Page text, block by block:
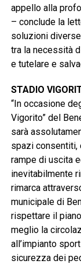
appello alla
– conclude la
soluzioni
tra la necessità
e tutelare e
STADIO
“In occasione
Vigorito” del
sarà
spazi consentiti,
rampe di uscita
inevitabilmente
rimarca
municipale di
rispettare il
meglio la
all’impianto
sicurezza dei